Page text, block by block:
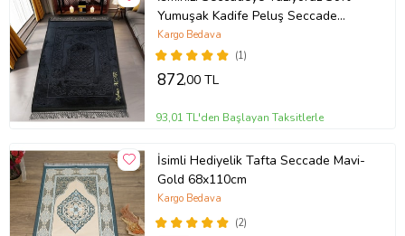
Yumuşak Kadife Peluş Seccade
Siyah 80 x 120 cm - 1100 gr
(1)
Kargo Bedava
872,00 TL
93,01 TL'den Başlayan Taksitlerle
İsimli Hediyelik Tafta Seccade Mavi-
Gold 68x110cm
(2)
Kargo Bedava